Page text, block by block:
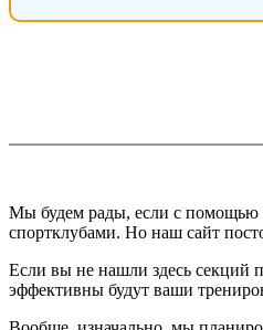
Мы будем рады, если с помощью
спортклубами. Но наш сайт
Если вы не нашли здесь секций
эффективны будут ваши